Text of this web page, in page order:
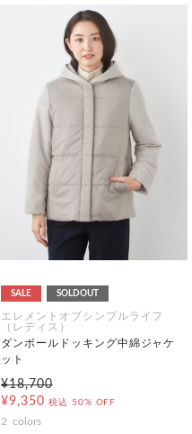
SALE SOLDOUT
エレメントオブシンプルライフ
（レディス）
ダンボールドッキング中綿ジャケ
ット
¥18,700
¥9,350 税込 50% OFF
2 colors